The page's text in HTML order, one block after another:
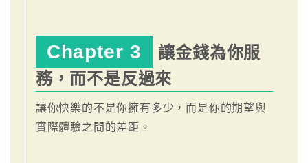
Chapter 3
讓金錢為你服
務，而不是反過來
讓你快樂的不是你擁有多少，而是你的期望與
實際體驗之間的差距。